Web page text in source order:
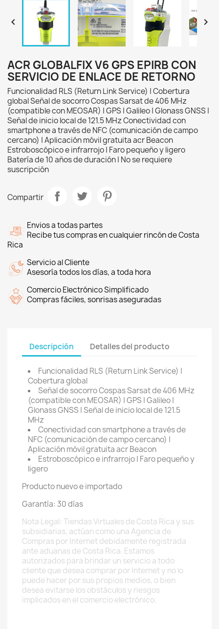
 
ACR GLOBALFIX V6 GPS EPIRB CON
SERVICIO DE ENLACE DE RETORNO
Funcionalidad RLS (Return Link Service) | Cobertura
global Señal de socorro Cospas Sarsat de 406 MHz
(compatible con MEOSAR) | GPS | Galileo | Glonass GNSS |
Señal de inicio local de 121.5 MHz Conectividad con
smartphone a través de NFC (comunicación de campo
cercano) | Aplicación móvil gratuita acr Beacon
Estroboscópico e infrarrojo | Faro pequeño y ligero
Batería de 10 años de duración | No se requiere
suscripción
Compartir
Envios a todas partes
Recibe tus compras en cualquier rincón de Costa
Rica
Servicio al Cliente
Asesoría todos los días, a toda hora
Comercio Electrónico Simplificado
Compras fáciles, sonrisas aseguradas
Descripción Detalles del producto
Funcionalidad RLS (Return Link Service) |
Cobertura global
Señal de socorro Cospas Sarsat de 406 MHz
(compatible con MEOSAR) | GPS | Galileo |
Glonass GNSS | Señal de inicio local de 121.5
MHz
Conectividad con smartphone a través de
NFC (comunicación de campo cercano) |
Aplicación móvil gratuita acr Beacon
Estroboscópico e infrarrojo | Faro pequeño y
ligero
Producto nuevo e importado
Garantía: 30 días
Nota Legal: Tiendas Virtuales de Costa Rica y sus
subsidiarias, actúan como una Agencia de
Compras por Internet debidamente registrada
ante aduanas de Costa Rica. Estamos
autorizados para brindar un servicio a todo
cliente que desea comprar por Internet y no lo
puede hacer por sus propios medios, o bien
desea evitarse los obstáculos y riesgos
implicados en el comercio electrónico.